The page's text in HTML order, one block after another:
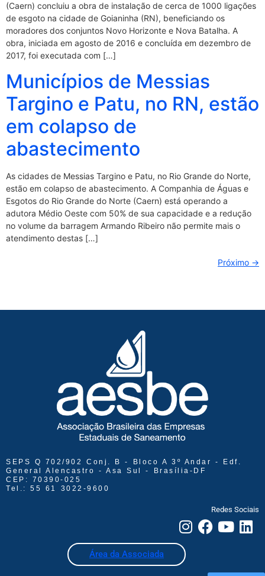
(Caern) concluiu a obra de instalação de cerca de 1000 ligações
de esgoto na cidade de Goianinha (RN), beneficiando os
moradores dos conjuntos Novo Horizonte e Nova Batalha. A
obra, iniciada em agosto de 2016 e concluída em dezembro de
2017, foi executada com […]
Municípios de Messias
Targino e Patu, no RN, estão
em colapso de
abastecimento
As cidades de Messias Targino e Patu, no Rio Grande do Norte,
estão em colapso de abastecimento. A Companhia de Águas e
Esgotos do Rio Grande do Norte (Caern) está operando a
adutora Médio Oeste com 50% de sua capacidade e a redução
no volume da barragem Armando Ribeiro não permite mais o
atendimento destas […]
Próximo →
SEPS Q 702/902 Conj. B - Bloco A 3º Andar - Edf.
General Alencastro - Asa Sul - Brasília-DF
CEP: 70390-025
Tel.: 55 61 3022-9600
Redes Sociais
Área da Associada